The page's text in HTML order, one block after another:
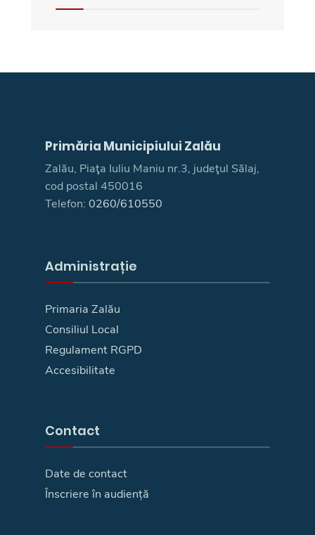
Primăria Municipiului Zalău
Zalău, Piaţa Iuliu Maniu nr.3, judeţul Sălaj,
cod postal 450016
Telefon: 0260/610550
Administrație
Primaria Zalău
Consiliul Local
Regulament RGPD
Accesibilitate
Contact
Date de contact
Înscriere în audiență